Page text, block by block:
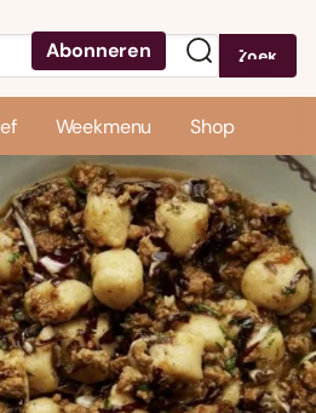
Abonneren Zoek
Weekmenu Shop